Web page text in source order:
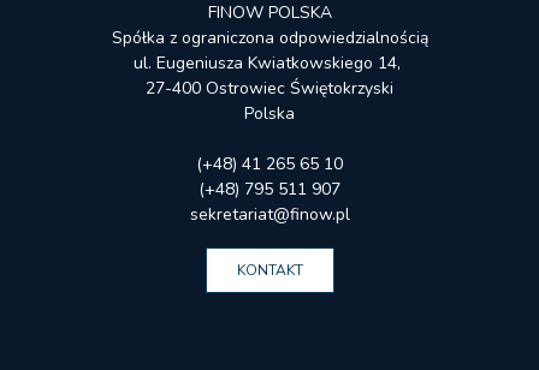
FINOW POLSKA
Spółka z ograniczona odpowiedzialnością
ul. Eugeniusza Kwiatkowskiego 14,
27-400 Ostrowiec Świętokrzyski
Polska
(+48) 41 265 65 10
(+48) 795 511 907
sekretariat@finow.pl
KONTAKT